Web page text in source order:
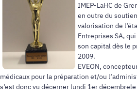
IMEP-LaHC de
en outre du
valorisation de
Entreprises SA,
son capital dès le
2009.
EVEON,
médicaux pour la préparation et/ou
s’est donc vu décerner lundi 1er